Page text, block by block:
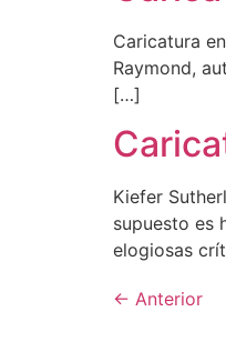
Caricatura
Raymond,
[…]
Kiefer
supuesto es
elogiosas
← Anterior